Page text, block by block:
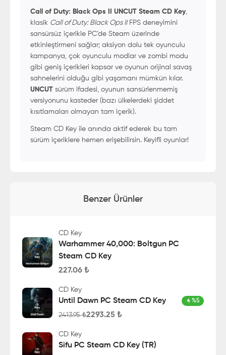
Call of Duty: Black Ops II UNCUT Steam CD Key,
klasik Call of Duty: Black Ops IIFPS deneyimini
sansürsüz içerikle PC’de Steam üzerinde
etkinleştirmeni sağlar; aksiyon dolu tek oyunculu
kampanya, çok oyunculu modlar ve zombi modu
gibi geniş içerikleri kapsar ve oyunun orijinal savaş
sahnelerini olduğu gibi yaşamanı mümkün kılar.
UNCUT sürüm ifadesi, oyunun sansürlenmemiş
versiyonunu kasteder (bazı ülkelerdeki şiddet
kısıtlamaları olmayan tam içerik).
Steam CD Key ile anında aktif ederek bu tam
sürüm içeriklere hemen erişebilirsin. Keyifli oyunlar!
Benzer Ürünler
CD Key
Warhammer 40,000: Boltgun PC
Steam CD Key
227.06 ₺
CD Key
Until Dawn PC Steam CD Key %5
2413.95₺2293.25 ₺
CD Key
Sifu PC Steam CD Key (TR)